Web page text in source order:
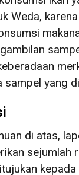
Weda,
sampel yang
di atas,
sejumlah